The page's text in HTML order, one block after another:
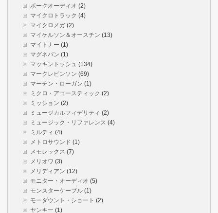
ポークオーディオ (2)
マイクロトラック (4)
マイクロメガ (2)
マイケルソン＆オースチン (13)
マイトナー (1)
マグネパン (1)
マッキントッシュ (134)
マークレビンソン (69)
マーチン・ローガン (1)
ミクロ・アコースティック (2)
ミッション (2)
ミュージカルフィデリティ (2)
ミュージック・リファレンス (4)
ミルティ (4)
メトロサウンド (1)
メモレックス (7)
メリオワ (3)
メリディアン (12)
モニター・オーディオ (5)
モンスターケーブル (1)
モーダウント・ショート (2)
ヤンキー (1)